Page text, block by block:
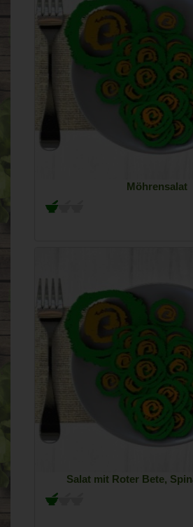
Möhrensalat
Salat mit Roter Bete,